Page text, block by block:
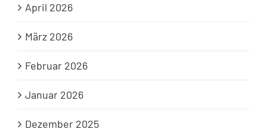
April 2026
März 2026
Februar 2026
Januar 2026
Dezember 2025